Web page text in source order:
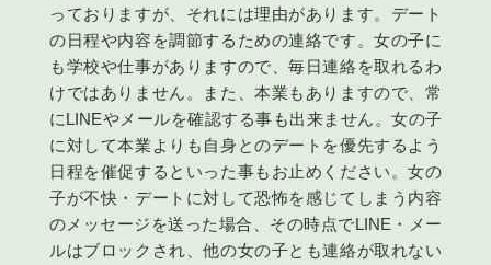
っておりますが、それには理由があります。デート
の日程や内容を調節するための連絡です。女の子に
も学校や仕事がありますので、毎日連絡を取れるわ
けではありません。また、本業もありますので、常
にLINEやメールを確認する事も出来ません。女の子
に対して本業よりも自身とのデートを優先するよう
日程を催促するといった事もお止めください。女の
子が不快・デートに対して恐怖を感じてしまう内容
のメッセージを送った場合、その時点でLINE・メー
ルはブロックされ、他の女の子とも連絡が取れない